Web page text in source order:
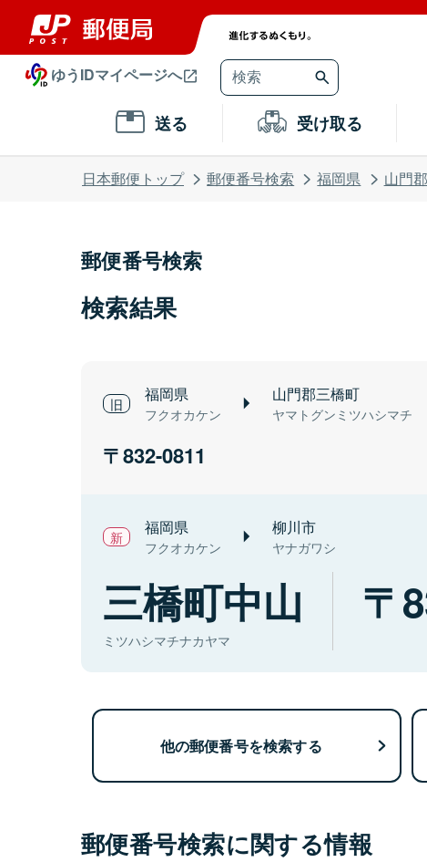
ゆうIDマイページへ
送る 受け取る
日本郵便トップ 郵便番号検索 福岡県 山門
郵便番号検索
検索結果
福岡県
フクオカケン
山門郡三橋町
ヤマトグンミツハシマチ
832-0811
福岡県
フクオカケン
柳川市
ヤナガワシ
三橋町中山
ミツハシマチナカヤマ
他の郵便番号を検索する
郵便番号検索に関する情報